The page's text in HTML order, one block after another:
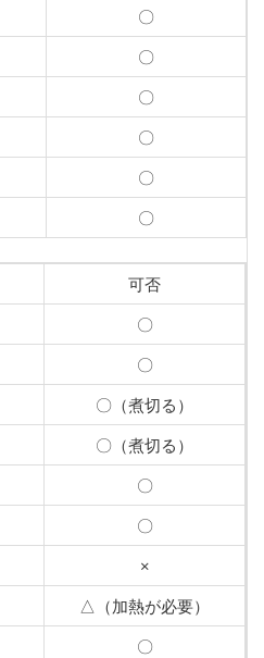
〇
〇
〇
〇
〇
〇
可否
〇
〇
〇（煮切る）
〇（煮切る）
〇
〇
×
△（加熱が必要）
〇